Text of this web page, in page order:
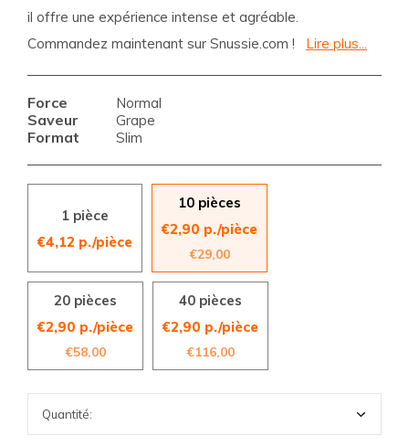
il offre une expérience intense et agréable.
Commandez maintenant sur Snussie.com !
Lire plus...
Force Normal
Saveur Grape
Format Slim
1 pièce
€4,12 p./pièce
10 pièces
€2,90 p./pièce
€29,00
20 pièces
€2,90 p./pièce
€58,00
40 pièces
€2,90 p./pièce
€116,00